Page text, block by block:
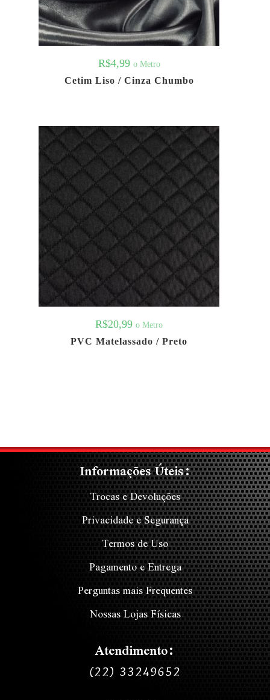
R$4,99 o Metro
Cetim Liso / Cinza Chumbo
R$20,99 o Metro
PVC Matelassado / Preto
Informações Úteis:
Trocas e Devoluções
Privacidade e Segurança
Termos de Uso
Pagamento e Entrega
Perguntas mais Frequentes
Nossas Lojas Físicas
Atendimento:
(22) 33249652